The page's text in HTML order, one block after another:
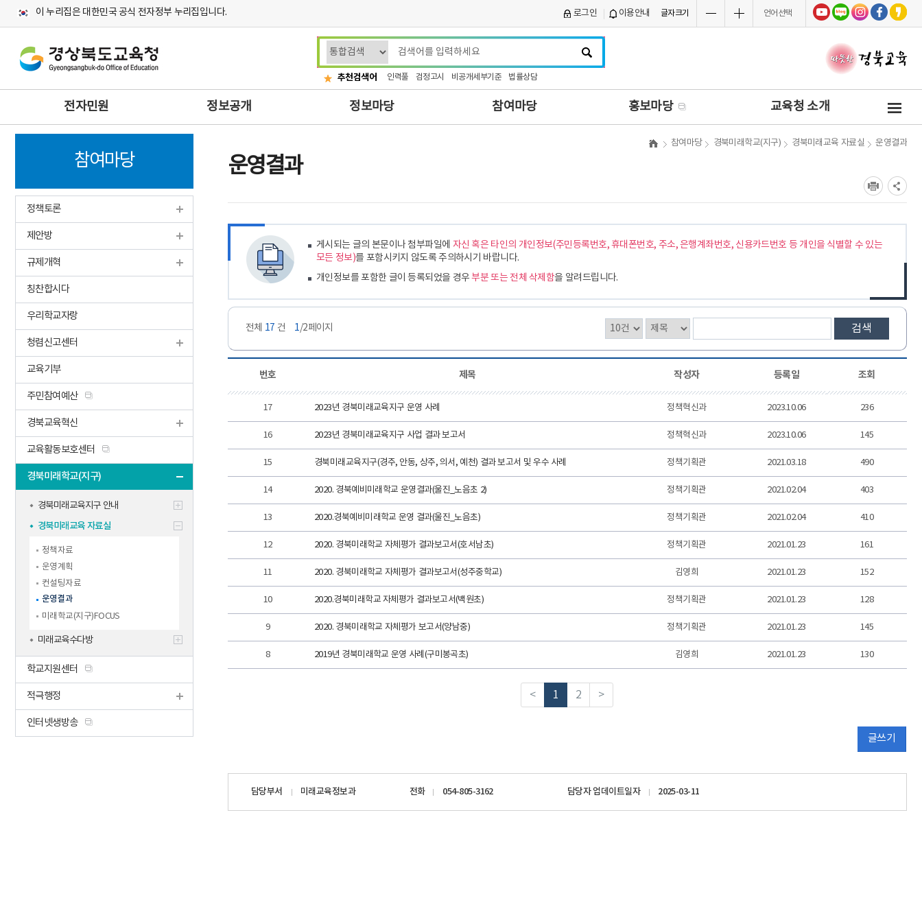
이 누리집은 대한민국 공식 전자정부 누리집입니다. 로그인 이용안내 글자크기 언어선택
검
색
어
입
추천검색어 인력풀 검정고시 비공개세부기준 법률상담
사
트
전자민원 정보공개 정보마당 참여마당 홍보마당 교육청 소개
참여마당
정책토론
제안방
규제개혁
칭찬합시다
우리학교자랑
청렴신고센터
교육기부
주민참여예산
경북교육혁신
교육활동보호센터
경북미래학교(지구)
경북미래교육지구 안내
경북미래교육 자료실
정책자료
운영계획
컨설팅자료
운영결과
미래학교(지구)FOCUS
미래교육수다방
학교지원센터
적극행정
인터넷생방송
참여마당 경북미래학교(지구) 경북미래교육 자료실 운영결과
운영결과
게시되는 글의 본문이나 첨부파일에 자신 혹은 타인의 개인정보(주민등록번호, 휴대폰번호, 주소, 은행계좌번호, 신용카드번호 등 개인을 식별할 수 있는
모든 정보)를 포함시키지 않도록 주의하시기 바랍니다.
개인정보를 포함한 글이 등록되었을 경우부분 또는 전체 삭제함을 알려드립니다.
전체 17 건 1/2페이지 검색
번호 제목 작성자 등록일 조회
17 2023년 경북미래교육지구 운영 사례 정책혁신과 2023.10.06 236
16 2023년 경북미래교육지구 사업 결과 보고서 정책혁신과 2023.10.06 145
15 경북미래교육지구(경주, 안동, 상주, 의서, 예천) 결과 보고서 및 우수 사례 정책기획관 2021.03.18 490
14 2020. 경북예비미래학교 운영결과(울진_노음초 2) 정책기획관 2021.02.04 403
13 2020.경북예비미래학교 운영 결과(울진_노음초) 정책기획관 2021.02.04 410
12 2020. 경북미래학교 자체평가 결과보고서(호서남초) 정책기획관 2021.01.23 161
11 2020. 경북미래학교 자체평가 결과보고서(성주중학교) 김영희 2021.01.23 152
10 2020.경북미래학교 자체평가 결과보고서(백원초) 정책기획관 2021.01.23 128
9 2020. 경북미래학교 자체평가 보고서(양남중) 정책기획관 2021.01.23 145
8 2019년 경북미래학교 운영 사례(구미봉곡초) 김영희 2021.01.23 130
< 1 2 >
글쓰기
담당부서 미래교육정보과 전화 054-805-3162 담당자 업데이트일자 2025-03-11